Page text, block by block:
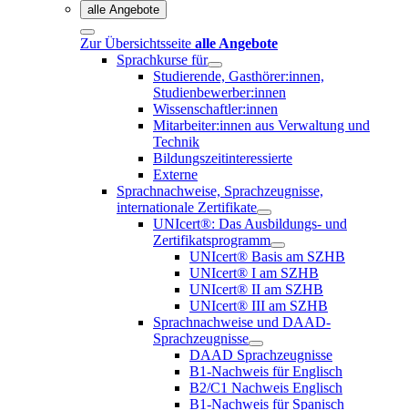
alle Angebote
Zur Übersichtsseite alle Angebote
Sprachkurse für
Studierende, Gasthörer:innen,
Studienbewerber:innen
Wissenschaftler:innen
Mitarbeiter:innen aus Verwaltung und
Technik
Bildungszeitinteressierte
Externe
Sprachnachweise, Sprachzeugnisse,
internationale Zertifikate
UNIcert®: Das Ausbildungs- und
Zertifikatsprogramm
UNIcert® Basis am SZHB
UNIcert® I am SZHB
UNIcert® II am SZHB
UNIcert® III am SZHB
Sprachnachweise und DAAD-
Sprachzeugnisse
DAAD Sprachzeugnisse
B1-Nachweis für Englisch
B2/C1 Nachweis Englisch
B1-Nachweis für Spanisch